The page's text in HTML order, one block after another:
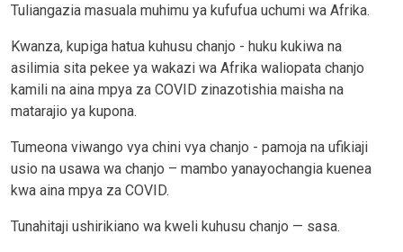
Tuliangazia masuala muhimu ya kufufua uchumi wa Afrika.
Kwanza, kupiga hatua kuhusu chanjo - huku kukiwa na
asilimia sita pekee ya wakazi wa Afrika waliopata chanjo
kamili na aina mpya za COVID zinazotishia maisha na
matarajio ya kupona.
Tumeona viwango vya chini vya chanjo - pamoja na ufikiaji
usio na usawa wa chanjo – mambo yanayochangia kuenea
kwa aina mpya za COVID.
Tunahitaji ushirikiano wa kweli kuhusu chanjo — sasa.